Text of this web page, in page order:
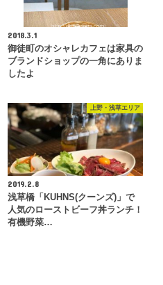
2018.3.1
御徒町のオシャレカフェは家具の
ブランドショップの一角にありま
したよ
上野・浅草エリア
2019.2.8
浅草橋「KUHNS(クーンズ)」で
人気のローストビーフ丼ランチ！
有機野菜…